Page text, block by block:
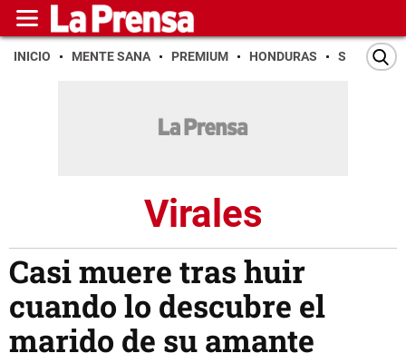
INICIO MENTE SANA PREMIUM HONDURAS SAN PEDRO
Virales
Casi muere tras huir
cuando lo descubre el
marido de su amante